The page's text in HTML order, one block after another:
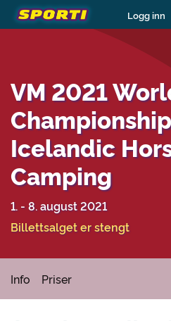
Logg inn
VM 2021
Icelandic
Camping
1. - 8. august 2021
Billettsalget er stengt
Info Priser